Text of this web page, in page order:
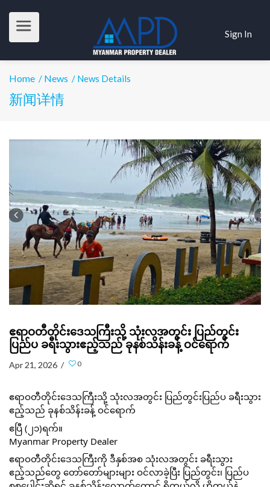
Sign In
Home / News / News Details
新闻详情
ဧရာဝတီတိုင်းဒေသကြီးသို့ သုံးလအတွင်း ပြည်တွင်း
ပြည်ပ ခရီးသွားဧည့်သည် ခုနစ်သိန်းခန့် ဝင်ရောက်
Apr 21, 2026 / 0
ဧရာဝတီတိုင်းဒေသကြီးသို့ သုံးလအတွင်း ပြည်တွင်းပြည်ပ ခရီးသွား
ဧည့်သည် ခုနစ်သိန်းခန့် ဝင်ရောက်
ဧပြီ (၂၁)ရက်။
Myanmar Property Dealer
ဧရာဝတီတိုင်းဒေသကြီးကို ဒီနှစ်အစ သုံးလအတွင်း ခရီးသွား
ဧည့်သည်တွေ တော်တော်များများ ဝင်လာခဲ့ပြီး ပြည်တွင်း၊ ပြည်ပ